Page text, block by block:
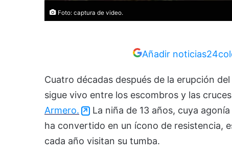
Foto: captura de video.
Añadir
Cuatro décadas después de la erupción
sigue vivo entre los escombros y las
Armero.
La niña de 13 años, cuya
ha convertido en un ícono de resistencia,
cada año visitan su tumba.